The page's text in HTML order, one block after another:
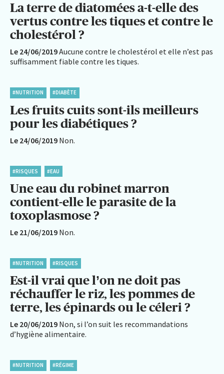
La terre de diatomées a-t-elle des
vertus contre les tiques et contre le
cholestérol ?
Le 24/06/2019Aucune contre le cholestérol et elle n’est pas
suffisamment fiable contre les tiques.
#NUTRITION #DIABÈTE
Les fruits cuits sont-ils meilleurs
pour les diabétiques ?
Le 24/06/2019 Non.
#RISQUES #EAU
Une eau du robinet marron
contient-elle le parasite de la
toxoplasmose ?
Le 21/06/2019 Non.
#NUTRITION #RISQUES
Est-il vrai que l’on ne doit pas
réchauffer le riz, les pommes de
terre, les épinards ou le céleri ?
Le 20/06/2019 Non, si l’on suit les recommandations
d’hygiène alimentaire.
#NUTRITION #RÉGIME